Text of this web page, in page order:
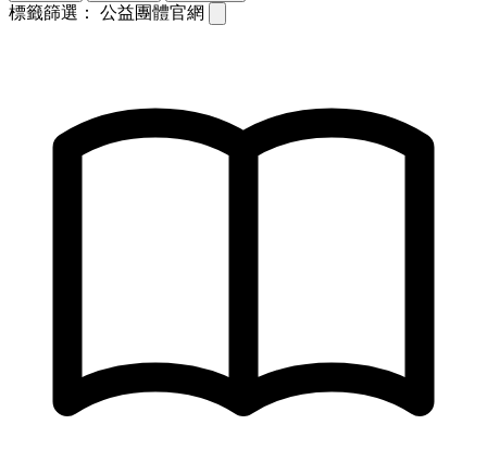
標籤篩選： 公益團體官網